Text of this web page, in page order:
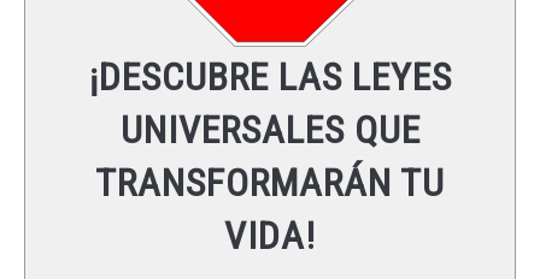
LEYES UNIVERSALES
RECURSOS
¡DESCUBRE LAS LEYES
UNIVERSALES QUE
TRANSFORMARÁN TU
VIDA!